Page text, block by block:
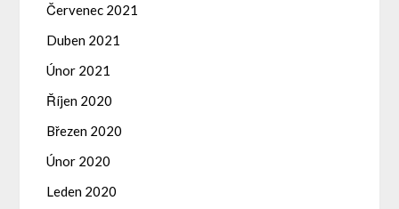
Červenec 2021
Duben 2021
Únor 2021
Říjen 2020
Březen 2020
Únor 2020
Leden 2020